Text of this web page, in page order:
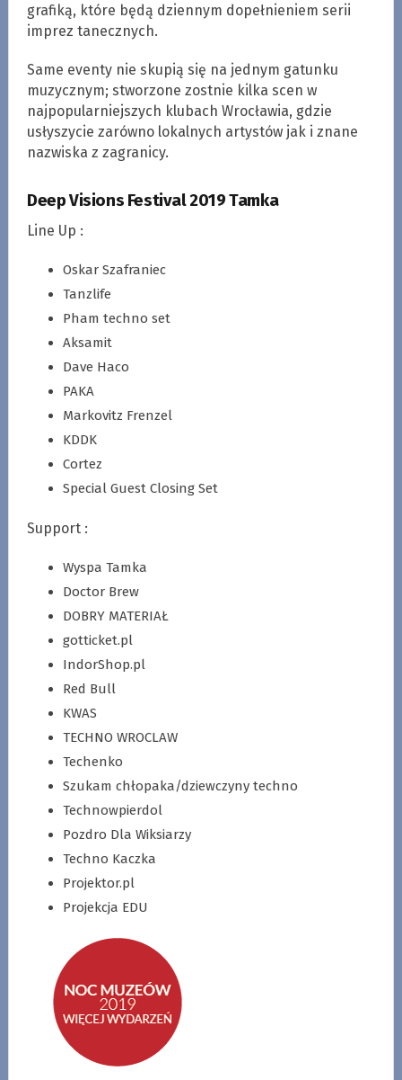
grafiką, które będą dziennym dopełnieniem serii
imprez tanecznych.
Same eventy nie skupią się na jednym gatunku
muzycznym; stworzone zostnie kilka scen w
najpopularniejszych klubach Wrocławia, gdzie
usłyszycie zarówno lokalnych artystów jak i znane
nazwiska z zagranicy.
Deep Visions Festival 2019 Tamka
Line Up :
Oskar Szafraniec
Tanzlife
Pham techno set
Aksamit
Dave Haco
PAKA
Markovitz Frenzel
KDDK
Cortez
Special Guest Closing Set
Support :
Wyspa Tamka
Doctor Brew
DOBRY MATERIAŁ
gotticket.pl
IndorShop.pl
Red Bull
KWAS
TECHNO WROCLAW
Techenko
Szukam chłopaka/dziewczyny techno
Technowpierdol
Pozdro Dla Wiksiarzy
Techno Kaczka
Projektor.pl
Projekcja EDU